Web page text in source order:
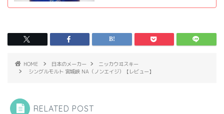
HOME 日本のメーカー
ニッカウヰスキー
シングルモルト 宮城峡 NA（ノンエイジ）【レビュー】
RELATED POST